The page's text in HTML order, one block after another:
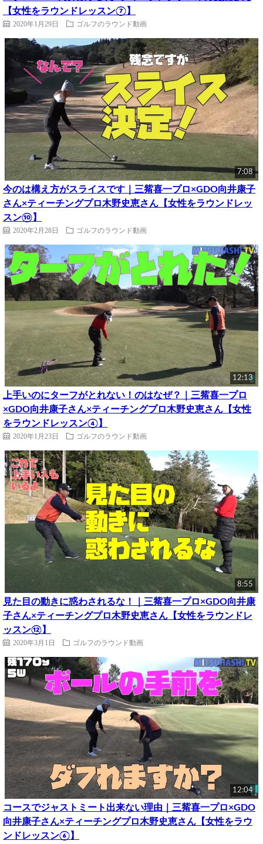
【女性をラウンドレッスン⑦】
2020年1月29日 ゴルフのラウンド動画
7:08
今のは構え方がスライスです｜三觜喜一プロ×GDO向井康子
さん×ティーチングプロ木野史恵さん【女性をラウンドレッ
スン⑩】
2020年2月28日 ゴルフのラウンド動画
12:13
上手いのにターフがとれない！のはなぜ？｜三觜喜一プロ
×GDO向井康子さん×ティーチングプロ木野史恵さん【女性
をラウンドレッスン④】
2020年1月23日 ゴルフのラウンド動画
8:55
見た目の動きに惑わされるな！｜三觜喜一プロ×GDO向井康
子さん×ティーチングプロ木野史恵さん【女性をラウンドレ
ッスン⑫】
2020年3月1日 ゴルフのラウンド動画
12:04
コースでジャストミート出来ない理由｜三觜喜一プロ×GDO
向井康子さん×ティーチングプロ木野史恵さん【女性をラウ
ンドレッスン⑥】